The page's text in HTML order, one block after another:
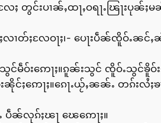
းပၢၼ်ႇထႃႇဝရႃႉၽြႃးပုၼ်ႈမၼ်
ၢတ်ႈလႄဝႃႈ၊- ပေႃးပဵၼ်ၸိူဝ်ႉၼ
ၵူၼ်းသွင်မဵဝ်းဢေႃႈ။ၵူၼ်းသွင် ၸိူဝ်ႉ
ႈဢေႃႈ။ၵေႃႉယႂ်ႇၼၼ်ႉ တၵ်းလႆႈၶၢ
ၼ်လုၵ်ႈၽႃ ၽေဢေႃႈ။